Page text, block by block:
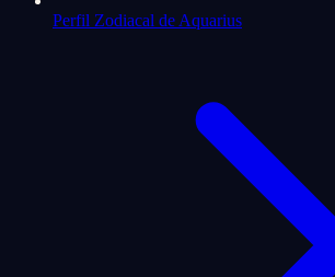
Perfil Zodiacal de Aquarius